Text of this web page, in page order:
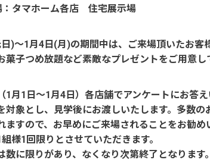
マホーム各店 住宅展示場
)～1月4日(月)の期間中は、ご来場頂いたお客
菓子つめ放題など素敵なプレゼントをご用意し
1月1日～1月4日）各店舗でアンケートにお答
象とし、見学後にお渡しいたします。多数の
すので、お早めにご来場されることをお勧め
様1回限りとさせていただきます。
に限りがあり、なくなり次第終了となります。